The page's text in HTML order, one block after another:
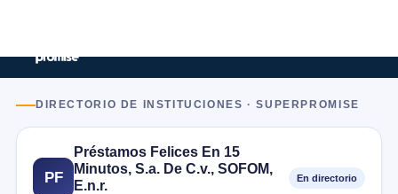
DIRECTORIO DE INSTITUCIONES · SUPERPROMISE
PF
Préstamos Felices En 15
Minutos, S.a. De C.v., SOFOM,
E.n.r.
En directorio